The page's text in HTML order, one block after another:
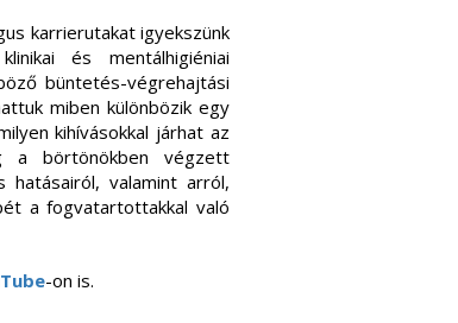
karrierutakat igyekszünk
és mentálhigiéniai
büntetés-végrehajtási
miben különbözik egy
kihívásokkal járhat az
a börtönökben végzett
hatásairól, valamint arról,
a fogvatartottakkal való
-on is.